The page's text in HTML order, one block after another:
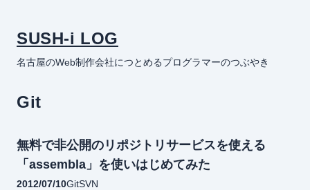
SUSH-i LOG
名古屋のWeb制作会社につとめるプログラマーのつぶやき
Git
無料で非公開のリポジトリサービスを使える
「assembla」を使いはじめてみた
2012/07/10GitSVN